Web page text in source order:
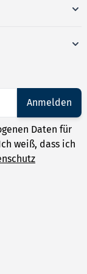
Anmelden
Daten für
weiß, dass ich